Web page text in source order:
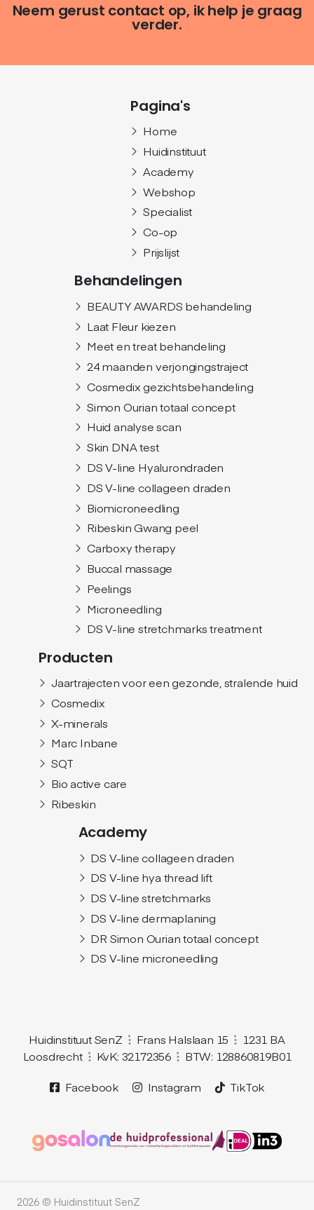
Neem gerust contact op, ik help je graag
verder.
Pagina's
Home
Huidinstituut
Academy
Webshop
Specialist
Co-op
Prijslijst
Behandelingen
BEAUTY AWARDS behandeling
Laat Fleur kiezen
Meet en treat behandeling
24 maanden verjongingstraject
Cosmedix gezichtsbehandeling
Simon Ourian totaal concept
Huid analyse scan
Skin DNA test
DS V-line Hyalurondraden
DS V-line collageen draden
Biomicroneedling
Ribeskin Gwang peel
Carboxy therapy
Buccal massage
Peelings
Microneedling
DS V-line stretchmarks treatment
Producten
Jaartrajecten voor een gezonde, stralende huid
Cosmedix
X-minerals
Marc Inbane
SQT
Bio active care
Ribeskin
Academy
DS V-line collageen draden
DS V-line hya thread lift
DS V-line stretchmarks
DS V-line dermaplaning
DR Simon Ourian totaal concept
DS V-line microneedling
Huidinstituut SenZ Frans Halslaan 15
1231 BA
Loosdrecht
KvK: 32172356
BTW: 128860819B01
Facebook
Instagram TikTok
2026 © Huidinstituut SenZ